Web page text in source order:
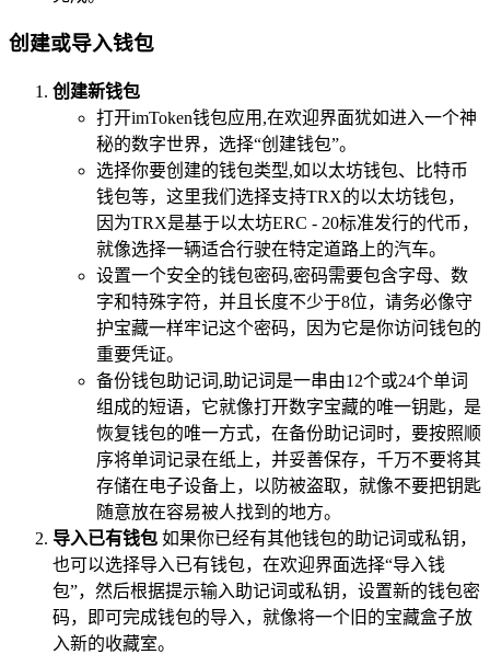
创建或导入钱包
创建新钱包
打开imToken钱包应用,在欢迎界面犹如进入一个神
秘的数字世界，选择“创建钱包”。
选择你要创建的钱包类型,如以太坊钱包、比特币
钱包等，这里我们选择支持TRX的以太坊钱包，
因为TRX是基于以太坊ERC - 20标准发行的代币，
就像选择一辆适合行驶在特定道路上的汽车。
设置一个安全的钱包密码,密码需要包含字母、数
字和特殊字符，并且长度不少于8位，请务必像守
护宝藏一样牢记这个密码，因为它是你访问钱包的
重要凭证。
备份钱包助记词,助记词是一串由12个或24个单词
组成的短语，它就像打开数字宝藏的唯一钥匙，是
恢复钱包的唯一方式，在备份助记词时，要按照顺
序将单词记录在纸上，并妥善保存，千万不要将其
存储在电子设备上，以防被盗取，就像不要把钥匙
随意放在容易被人找到的地方。
导入已有钱包 如果你已经有其他钱包的助记词或私钥，
也可以选择导入已有钱包，在欢迎界面选择“导入钱
包”，然后根据提示输入助记词或私钥，设置新的钱包密
码，即可完成钱包的导入，就像将一个旧的宝藏盒子放
入新的收藏室。